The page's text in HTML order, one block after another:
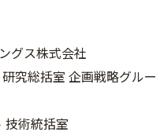
グス株式会社
究総括室 企画戦略グルー
技術統括室